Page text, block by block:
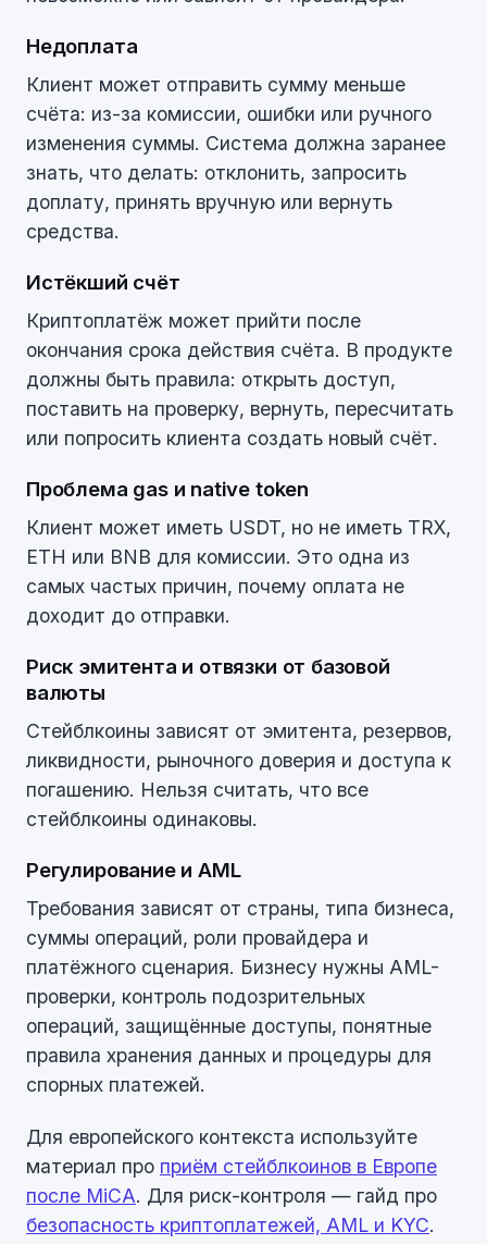
Недоплата
Клиент может отправить сумму меньше
счёта: из-за комиссии, ошибки или ручного
изменения суммы. Система должна заранее
знать, что делать: отклонить, запросить
доплату, принять вручную или вернуть
средства.
Истёкший счёт
Криптоплатёж может прийти после
окончания срока действия счёта. В продукте
должны быть правила: открыть доступ,
поставить на проверку, вернуть, пересчитать
или попросить клиента создать новый счёт.
Проблема gas и native token
Клиент может иметь USDT, но не иметь TRX,
ETH или BNB для комиссии. Это одна из
самых частых причин, почему оплата не
доходит до отправки.
Риск эмитента и отвязки от базовой
валюты
Стейблкоины зависят от эмитента, резервов,
ликвидности, рыночного доверия и доступа к
погашению. Нельзя считать, что все
стейблкоины одинаковы.
Регулирование и AML
Требования зависят от страны, типа бизнеса,
суммы операций, роли провайдера и
платёжного сценария. Бизнесу нужны AML-
проверки, контроль подозрительных
операций, защищённые доступы, понятные
правила хранения данных и процедуры для
спорных платежей.
Для европейского контекста используйте
материал про приём стейблкоинов в Европе
после MiCA. Для риск-контроля — гайд про
безопасность криптоплатежей, AML и KYC.